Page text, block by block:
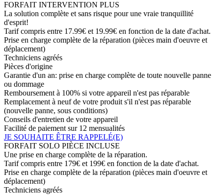
FORFAIT INTERVENTION PLUS
La solution complète et sans risque pour une vraie tranquillité
d'esprit!
Tarif compris entre 17.99€ et 19.99€ en fonction de la date d'achat.
Prise en charge complète de la réparation (pièces main d'oeuvre et
déplacement)
Techniciens agréés
Pièces d'origine
Garantie d'un an: prise en charge complète de toute nouvelle panne
ou dommage
Remboursement à 100% si votre appareil n'est pas réparable
Remplacement à neuf de votre produit s'il n'est pas réparable
(nouvelle panne, sous conditions)
Conseils d'entretien de votre appareil
Facilité de paiement sur 12 mensualités
JE SOUHAITE ÊTRE RAPPELÉ(E)
FORFAIT SOLO PIÈCE INCLUSE
Une prise en charge complète de la réparation.
Tarif compris entre 179€ et 199€ en fonction de la date d'achat.
Prise en charge complète de la réparation (pièces main d'oeuvre et
déplacement)
Techniciens agréés